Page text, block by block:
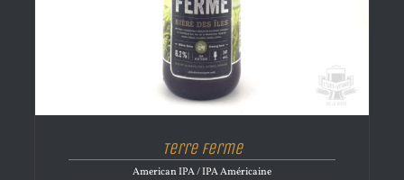
Terre Ferme
American IPA / IPA Américaine